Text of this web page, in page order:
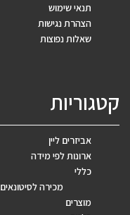
תנאי שימוש
הצהרת נגישות
שאלות נפוצות
קטגוריות
אביזרים ליין
ארונות לפי מידה
כללי
מכירה לסיטונאים
מוצרים